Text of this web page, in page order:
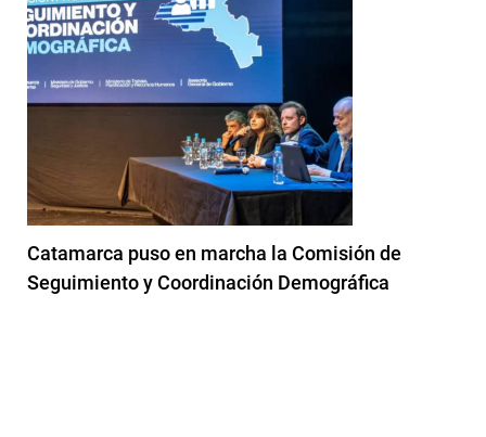
Catamarca puso en marcha la Comisión de
Seguimiento y Coordinación Demográfica